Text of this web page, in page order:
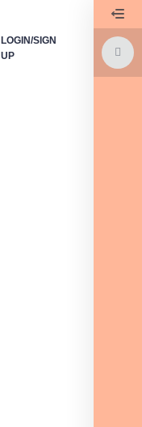
LOGIN/SIGN
UP